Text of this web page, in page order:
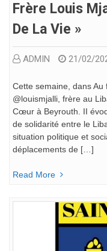
Frère Louis
De La Vie »
ADMIN 21/02/
Cette semaine, dans Au
@louismjalli, frère au
Cœur à Beyrouth. II
de solidarité entre le
situation politique et
déplacements de […]
Read More